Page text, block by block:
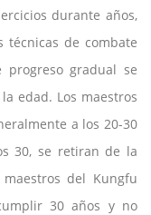
durante años,
de combate
progreso gradual se
edad. Los maestros
a los 20-30
30, se retiran de la
del Kungfu
30 años y no